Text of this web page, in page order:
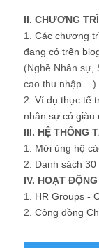
II. CHƯƠNG
1. Các chương
đang có trên
(Nghề Nhân sự,
cao thu nhập ...)
2. Ví dụ thực tế
nhân sự có giàu
III. HỆ THỐNG
1. Mời ủng hộ
2. Danh sách
IV. HOẠT
1. HR Groups -
2. Cộng đồng